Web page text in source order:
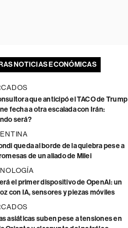
NOTICIAS ECONÓMICAS
que anticipó el TACO de Trump
fecha a otra escalada con Irán:
será?
queda al borde de la quiebra pese a
de un aliado de Milei
el primer dispositivo de OpenAI: un
con IA, sensores y piezas móviles
asiáticas suben pese a tensiones en